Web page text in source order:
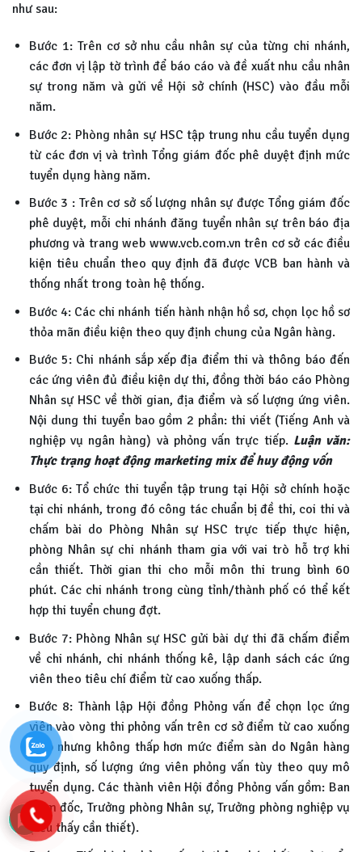
như sau:
Bước 1: Trên cơ sở nhu cầu nhân sự của từng chi nhánh,
các đơn vị lập tờ trình để báo cáo và đề xuất nhu cầu nhân
sự trong năm và gửi về Hội sở chính (HSC) vào đầu mỗi
năm.
Bước 2: Phòng nhân sự HSC tập trung nhu cầu tuyển dụng
từ các đơn vị và trình Tổng giám đốc phê duyệt định mức
tuyển dụng hàng năm.
Bước 3 : Trên cơ sở số lượng nhân sự được Tổng giám đốc
phê duyệt, mỗi chi nhánh đăng tuyển nhân sự trên báo địa
phương và trang web www.vcb.com.vn trên cơ sở các điều
kiện tiêu chuẩn theo quy định đã được VCB ban hành và
thống nhất trong toàn hệ thống.
Bước 4: Các chi nhánh tiến hành nhận hồ sơ, chọn lọc hồ sơ
thỏa mãn điều kiện theo quy định chung của Ngân hàng.
Bước 5: Chi nhánh sắp xếp địa điểm thi và thông báo đến
các ứng viên đủ điều kiện dự thi, đồng thời báo cáo Phòng
Nhân sự HSC về thời gian, địa điểm và số lượng ứng viên.
Nội dung thi tuyển bao gồm 2 phần: thi viết (Tiếng Anh và
nghiệp vụ ngân hàng) và phỏng vấn trực tiếp. Luận văn:
Thực trạng hoạt động marketing mix để huy động vốn
Bước 6: Tổ chức thi tuyển tập trung tại Hội sở chính hoặc
tại chi nhánh, trong đó công tác chuẩn bị đề thi, coi thi và
chấm bài do Phòng Nhân sự HSC trực tiếp thực hiện,
phòng Nhân sự chi nhánh tham gia với vai trò hỗ trợ khi
cần thiết. Thời gian thi cho mỗi môn thi trung bình 60
phút. Các chi nhánh trong cùng tỉnh/thành phố có thể kết
hợp thi tuyển chung đợt.
Bước 7: Phòng Nhân sự HSC gửi bài dự thi đã chấm điểm
về chi nhánh, chi nhánh thống kê, lập danh sách các ứng
viên theo tiêu chí điểm từ cao xuống thấp.
Bước 8: Thành lập Hội đồng Phỏng vấn để chọn lọc ứng
viên vào vòng thi phỏng vấn trên cơ sở điểm từ cao xuống
thấp nhưng không thấp hơn mức điểm sàn do Ngân hàng
quy định, số lượng ứng viên phỏng vấn tùy theo quy mô
tuyển dụng. Các thành viên Hội đồng Phỏng vấn gồm: Ban
giám đốc, Trưởng phòng Nhân sự, Trưởng phòng nghiệp vụ
(nếu thấy cần thiết).